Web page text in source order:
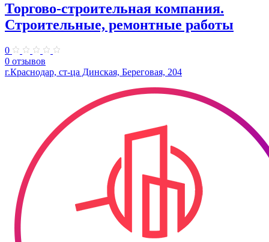
Торгово-строительная компания.
Строительные, ремонтные работы
0
0 отзывов
г.Краснодар, ст-ца Динская, Береговая, 204